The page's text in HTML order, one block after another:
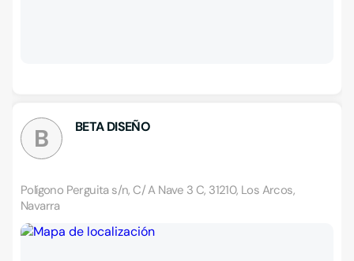
B BETA DISEÑO
Polígono Perguita s/n, C/ A Nave 3 C, 31210, Los Arcos,
Navarra